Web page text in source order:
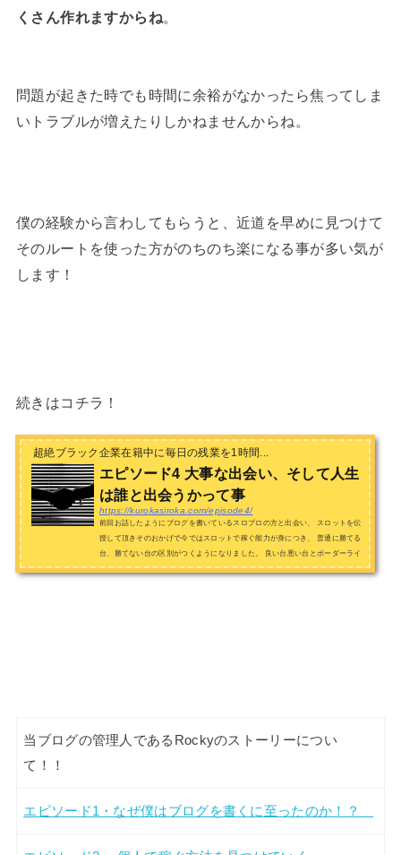
くさん作れますからね。
問題が起きた時でも時間に余裕がなかったら焦ってしま
いトラブルが増えたりしかねませんからね。
僕の経験から言わしてもらうと、近道を早めに見つけて
そのルートを使った方がのちのち楽になる事が多い気が
します！
続きはコチラ！
超絶ブラック企業在籍中に毎日の残業を1時間...
エピソード4 大事な出会い、そして人生
は誰と出会うかって事
https://kurokasiroka.com/episode4/
前回お話したようにブログを書いているスロプロの方と出会い、 スロットを伝
授して頂きそのおかげで今ではスロットで稼ぐ能力が身につき、 普通に勝てる
台、勝てない台の区別がつくようになりました。 良い台悪い台とボーダーライ
ンや機械割の事は知...
当ブログの管理人であるRockyのストーリーについ
て！！
エピソード1・なぜ僕はブログを書くに至ったのか！？